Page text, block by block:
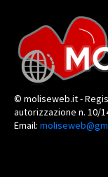
© moliseweb.it -
autorizzazione n. 10/
Email: